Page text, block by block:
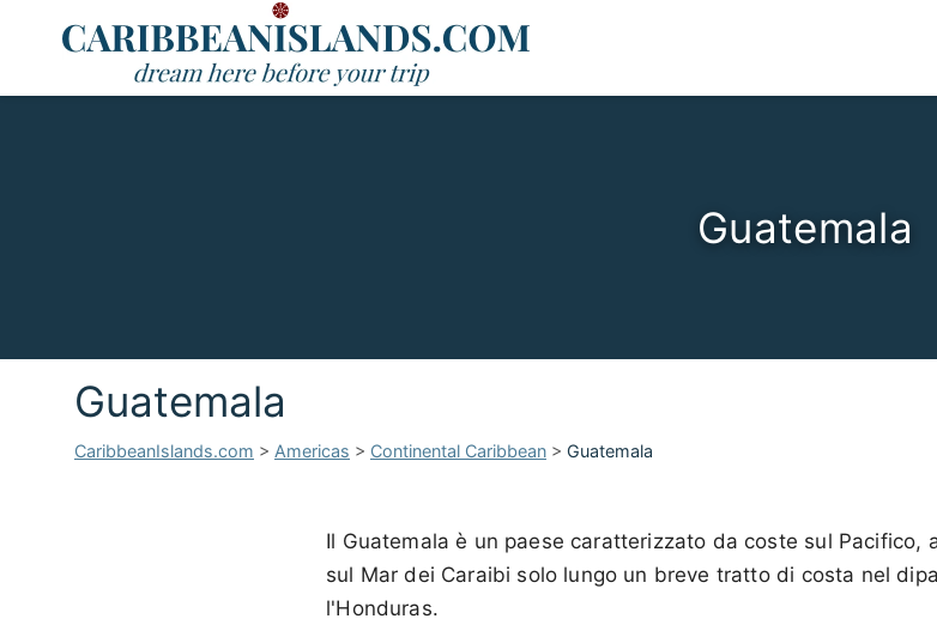
Guatemala
Guatemala
CaribbeanIslands.com > Americas > Continental Caribbean > Guatemala
Il Guatemala è un paese caratterizzato da coste sul Pacifico,
sul Mar dei Caraibi solo lungo un breve tratto di costa nel
l'Honduras.